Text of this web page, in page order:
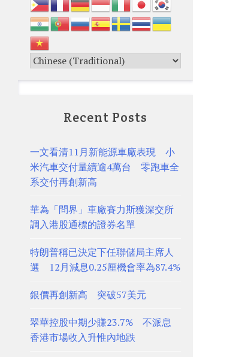
Recent Posts
一文看清11月新能源車廠表現 小
米汽車交付量續逾4萬台 零跑車全
系交付再創新高
華為「問界」車廠賽力斯獲深交所
調入港股通標的證券名單
特朗普稱已決定下任聯儲局主席人
選 12月減息0.25厘機會率為87.4%
銀價再創新高 突破57美元
翠華控股中期少賺23.7% 不派息
香港市場收入升惟內地跌